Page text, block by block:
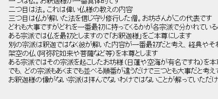
一つは仏。お釈迦様が一番具体的です
二つ目は法。これは偉い仏様の教えの内容
三つ目は仏が解いた法を信じ守り修行した僧。お坊さんがこの代表です
どれも大事ですがどれを一番最初に持ってくるかが各宗派で分かれてい
ある宗派では仏を最初としますので「お釈迦様」をご本尊にします
別の宗派は釈迦ではなく彼が解いた内容が一番最初だと考え、経典や
架空の仏（阿弥陀如来や菩薩など等）を本尊とします
ある宗派ではその宗派を起こしたお坊様（日蓮や空海が有名ですね）を
でも、どの宗派もあくまでも並べる順番が違うだけで三つとも大事だと考
お釈迦様の像がない宗派は拝んでないわけではないことが解っていただ